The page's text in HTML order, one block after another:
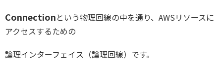
Connectionという物理回線の中を通り、AWSリソースに
アクセスするための
論理インターフェイス（論理回線）です。